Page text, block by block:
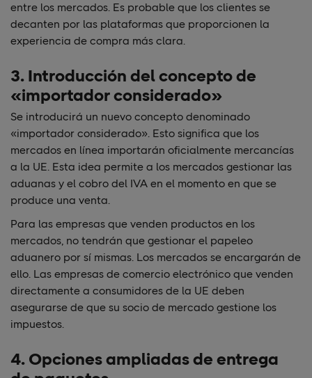
entre los mercados. Es probable que los clientes se
decanten por las plataformas que proporcionen la
experiencia de compra más clara.
3. Introducción del concepto de
«importador considerado»
Se introducirá un nuevo concepto denominado
«importador considerado». Esto significa que los
mercados en línea importarán oficialmente mercancías
a la UE. Esta idea permite a los mercados gestionar las
aduanas y el cobro del IVA en el momento en que se
produce una venta.
Para las empresas que venden productos en los
mercados, no tendrán que gestionar el papeleo
aduanero por sí mismas. Los mercados se encargarán de
ello. Las empresas de comercio electrónico que venden
directamente a consumidores de la UE deben
asegurarse de que su socio de mercado gestione los
impuestos.
4. Opciones ampliadas de entrega